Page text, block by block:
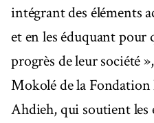
intégrant des éléments
et en les éduquant pour
progrès de leur société
Mokolé de la
Ahdieh, qui soutient les